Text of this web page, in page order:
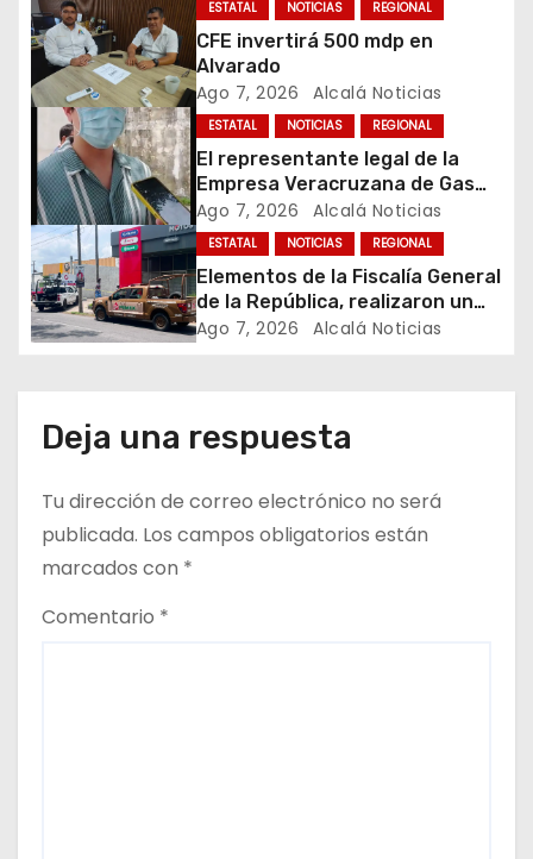
n
d
e
n
t
r
d
a
s
ESTATAL NOTICIAS REGIONAL
CFE invertirá 500 mdp en
Alvarado
Ago 7, 2026 Alcalá Noticias
ESTATAL NOTICIAS REGIONAL
El representante legal de la
Empresa Veracruzana de Gas
(Gas Mabarak), aclaró en
entrevista que la sucursal
cateada por la Fiscalía General
de la República cuenta con
todos sus permisos y trabaja en
regla, por lo que desconoce el
Ago 7, 2026 Alcalá Noticias
ESTATAL NOTICIAS REGIONAL
Elementos de la Fiscalía General
de la República, realizaron un
operativo en el que clausuraron
Veracruz.
Ago 7, 2026 Alcalá Noticias
Deja una respuesta
Tu dirección de correo electrónico no será
publicada. Los campos obligatorios están
marcados con *
Comentario *